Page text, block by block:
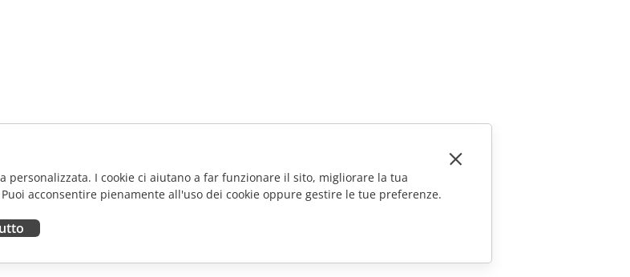
I cookie ci aiutano a far funzionare il sito, migliorare la tua
acconsentire pienamente all'uso dei cookie oppure gestire le tue preferenze.